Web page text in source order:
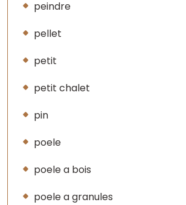
peindre
pellet
petit
petit chalet
pin
poele
poele a bois
poele a granules